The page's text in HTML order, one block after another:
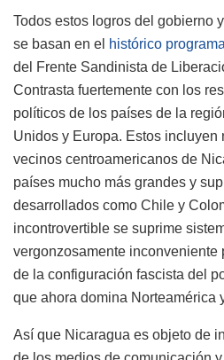
Todos estos logros del gobierno
se basan en el histórico
del Frente Sandinista de
Contrasta fuertemente con los
políticos de los países de la
Unidos y Europa. Estos incluyen
vecinos centroamericanos de
países mucho más grandes y
desarrollados como Chile y
incontrovertible se suprime
vergonzosamente inconveniente
de la configuración fascista del
que ahora domina Norteamérica
Así que Nicaragua es objeto de